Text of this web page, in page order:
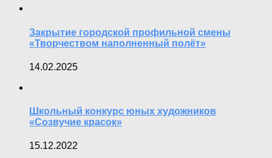
Закрытие городской профильной смены
«Творчеством наполненный полёт»
14.02.2025
Школьный конкурс юных художников
«Созвучие красок»
15.12.2022